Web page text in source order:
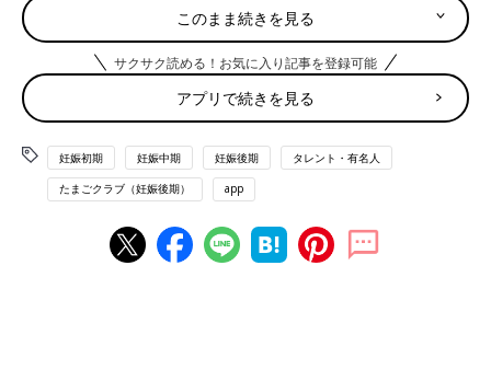
でちょっとおなかを持ち上げながら歩くとラクということに気が
つきました（笑）。そろそろ胎動が落ち着くころかな…と思いき
や、まだまだ動きまわっています。そのぶん、私はギュウギュウ
押されて、圧迫感がすごい。胃腸が押されて気持ち悪くなった
り、重みでおしりにもお股にも痛みが出たりしています」
湯船にゆっくりつかって、心身ともにリラックスす
るようにしています
――妊娠後期はおなかが大きくなって、体もしんどくなってきま
すよね。どのようにケアをしていますか？
このまま続きを見る
サクサク読める！お気に入り記事を登録可能
アプリで続きを見る
妊娠初期 妊娠中期 妊娠後期 タレント・有名人
たまごクラブ（妊娠後期） app